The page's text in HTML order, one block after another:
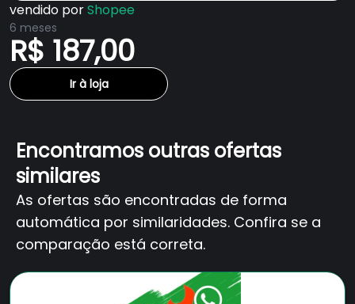
vendido porShopee
6 meses
R$ 187,00
Ir à loja
Encontramos outras ofertas
similares
As ofertas são encontradas de forma
automática por similaridades. Confira se a
comparação está correta.